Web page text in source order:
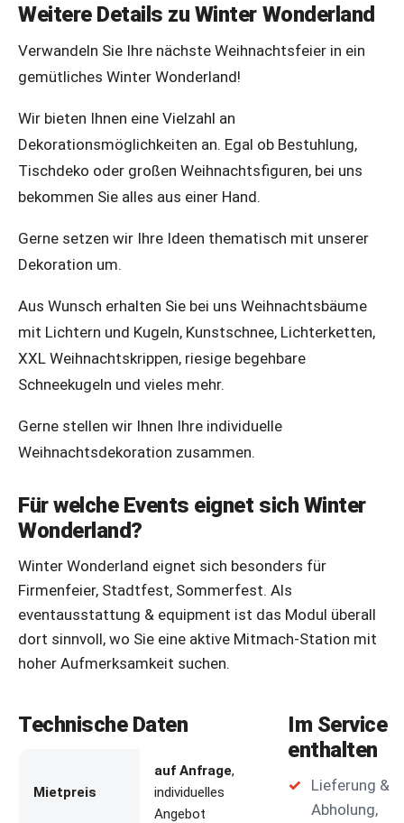
Weitere Details zu Winter Wonderland
Verwandeln Sie Ihre nächste Weihnachtsfeier in ein
gemütliches Winter Wonderland!
Wir bieten Ihnen eine Vielzahl an
Dekorationsmöglichkeiten an. Egal ob Bestuhlung,
Tischdeko oder großen Weihnachtsfiguren, bei uns
bekommen Sie alles aus einer Hand.
Gerne setzen wir Ihre Ideen thematisch mit unserer
Dekoration um.
Aus Wunsch erhalten Sie bei uns Weihnachtsbäume
mit Lichtern und Kugeln, Kunstschnee, Lichterketten,
XXL Weihnachtskrippen, riesige begehbare
Schneekugeln und vieles mehr.
Gerne stellen wir Ihnen Ihre individuelle
Weihnachtsdekoration zusammen.
Für welche Events eignet sich Winter
Wonderland?
Winter Wonderland eignet sich besonders für
Firmenfeier, Stadtfest, Sommerfest. Als
eventausstattung & equipment ist das Modul überall
dort sinnvoll, wo Sie eine aktive Mitmach-Station mit
hoher Aufmerksamkeit suchen.
Technische Daten
Mietpreis
auf Anfrage,
individuelles
Angebot
Im Service
enthalten
Lieferung &
Abholung,